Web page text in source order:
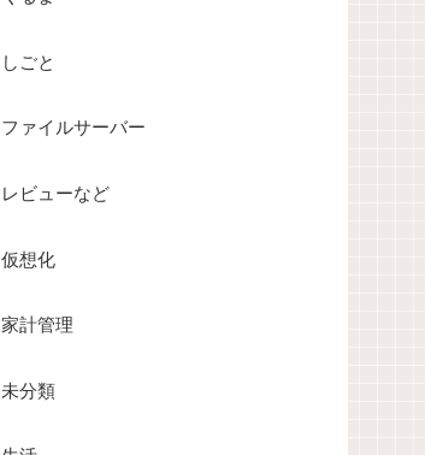
しごと
ファイルサーバー
レビューなど
仮想化
家計管理
未分類